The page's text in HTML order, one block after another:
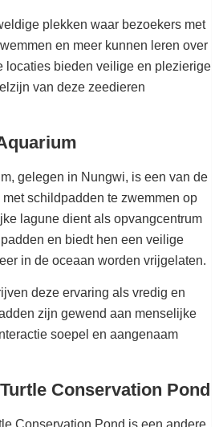
plekken waar bezoekers met
en meer kunnen leren over
locaties bieden veilige en plezierige
van deze zeedieren
gelegen in Nungwi, is een van de
schildpadden te zwemmen op
lagune dient als opvangcentrum
en biedt hen een veilige
in de oceaan worden vrijgelaten.
deze ervaring als vredig en
zijn gewend aan menselijke
soepel en aangenaam
Conservation Pond
Conservation Pond is een andere